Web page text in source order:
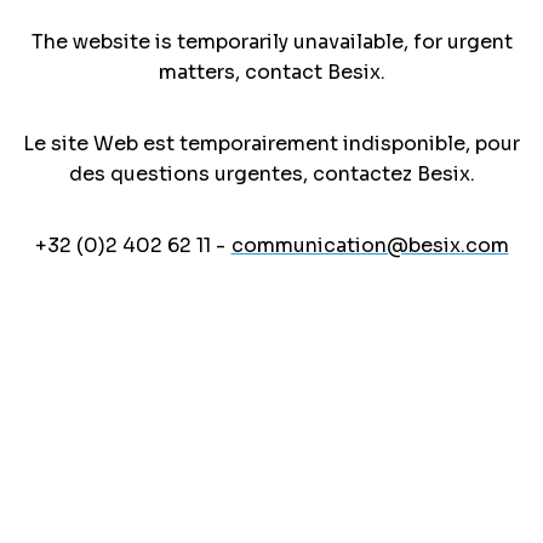
The website is temporarily unavailable, for urgent
matters, contact Besix.
Le site Web est temporairement indisponible, pour
des questions urgentes, contactez Besix.
+32 (0)2 402 62 11 - communication@besix.com